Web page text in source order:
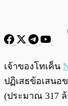
พร้อมเล่น
เจ้าของโทเค็น
ปฏิเสธข้อเสนอ
(ประมาณ 317